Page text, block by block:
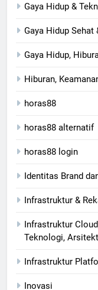
Gaya Hidup &
Gaya Hidup Sehat
Gaya Hidup,
Hiburan,
horas88
horas88 alternatif
horas88 login
Identitas Brand
Infrastruktur &
Infrastruktur
Teknologi,
Infrastruktur
Inovasi